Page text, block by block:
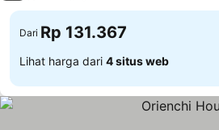
Dari Rp 131.367
Lihat harga dari 4 situs web